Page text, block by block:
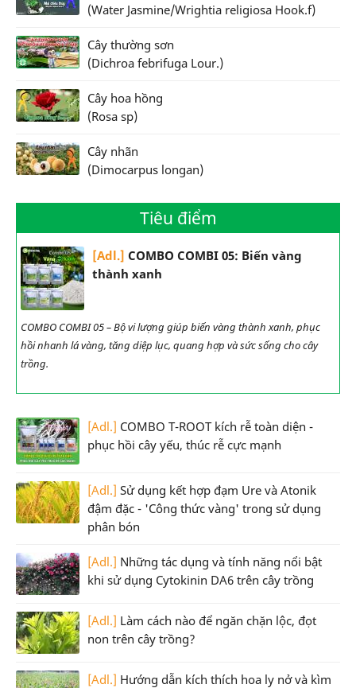
(Water Jasmine/Wrightia religiosa Hook.f)
Cây thường sơn
(Dichroa febrifuga Lour.)
Cây hoa hồng
(Rosa sp)
Cây nhãn
(Dimocarpus longan)
Tiêu điểm
[Adl.] COMBO COMBI 05: Biến vàng
thành xanh
COMBO COMBI 05 – Bộ vi lượng giúp biến vàng thành xanh, phục
hồi nhanh lá vàng, tăng diệp lục, quang hợp và sức sống cho cây
trồng.
[Adl.] COMBO T-ROOT kích rễ toàn diện -
phục hồi cây yếu, thúc rễ cực mạnh
[Adl.] Sử dụng kết hợp đạm Ure và Atonik
đậm đặc - 'Công thức vàng' trong sử dụng
phân bón
[Adl.] Những tác dụng và tính năng nổi bật
khi sử dụng Cytokinin DA6 trên cây trồng
[Adl.] Làm cách nào để ngăn chặn lộc, đọt
non trên cây trồng?
[Adl.] Hướng dẫn kích thích hoa ly nở và kìm